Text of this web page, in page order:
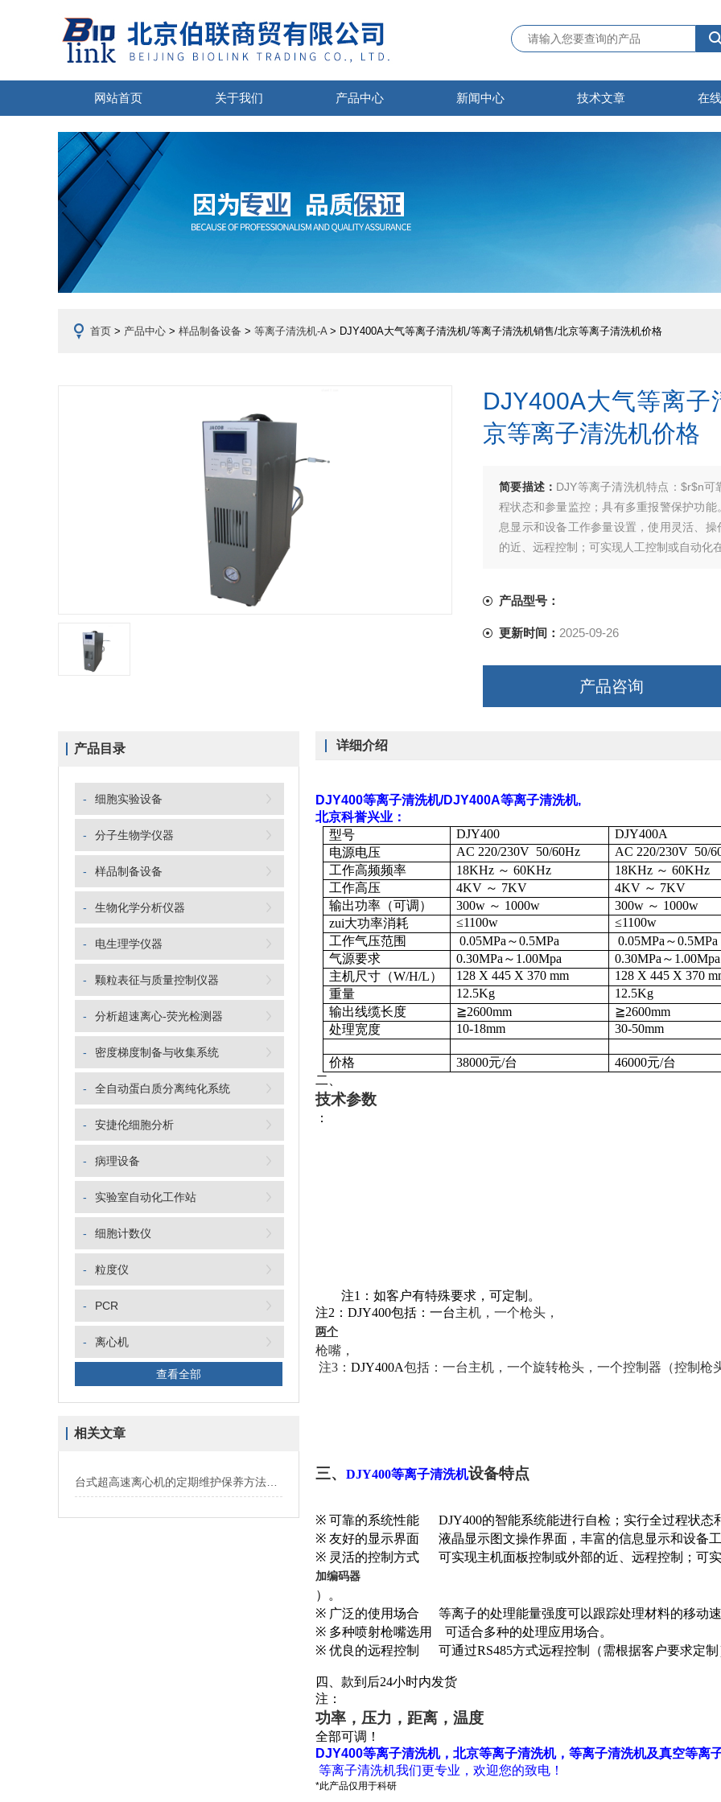
网站首页 关于我们 产品中心 新闻中心 技术文章 在
首页 > 产品中心 > 样品制备设备 > 等离子清洗机-A> DJY400A大气等离子清洗机/等离子清洗机销售/北京等离子清洗机价格
DJY400A大气等离
京等离子清洗机价格
简要描述： DJY等离子清洗机特点：$r$n
程状态和参量监控；具有多重报警保护功
息显示和设备工作参量设置，使用灵活、
的近、远程控制；可实现人工控制或自动化
产品型号：
更新时间： 2025-09-26
产品咨询
产品目录
- 细胞实验设备
- 分子生物学仪器
- 样品制备设备
- 生物化学分析仪器
- 电生理学仪器
- 颗粒表征与质量控制仪器
- 分析超速离心-荧光检测器
- 密度梯度制备与收集系统
- 全自动蛋白质分离纯化系统
- 安捷伦细胞分析
- 病理设备
- 实验室自动化工作站
- 细胞计数仪
- 粒度仪
- PCR
- 离心机
查看全部
相关文章
详细介绍
DJY400等离子清洗机/DJY400A等离子清洗机,
北京科誉兴业 ：
型号
DJY400
DJY400A
电源电压
AC 220/230V 50/60Hz AC 220/230V 50/
工作高频频率
18KHz ～ 60KHz 18KHz ～ 60KHz
工作高压
4KV ～ 7KV 4KV ～ 7KV
输出功率（可调）
300w ～ 1000w 300w ～ 1000w
zui大功率消耗
≤1100w
≤1100w
工作气压范围
0.05MPa ～0.5MPa 0.05MPa ～0.5MPa
气源要求
0.30MPa ～ 1.00Mpa 0.30MPa ～ 1.00Mpa
主机尺寸（W/H/L） 128 X 445 X 370 mm
128 X 445 X 370
重量
12.5Kg
12.5Kg
输出线缆长度
≧2600mm ≧2600mm
处理宽度
10-18mm 30-50mm
价格 38000元/台 46000元/台
二、
技术参数
：
注1 ：如客户有特殊要求，可定制。
注2 ： DJY400包括：一台主机，一个枪头，
两个
枪嘴，
注3 ： DJY400A包括：一台主机，一个旋转枪头，一个控制器（控制枪
三、 DJY400等离子清洗机设备特点
※ 可靠的系统性能 DJY400的智能系统能进行自检；实行全过程状
※ 友好的显示界面
液晶显示图文操作界面，丰富的信息显示和设备
※ 灵活的控制方式 可实现主机面板控制或外部的近、远程控制；可
加编码器
）。
※ 广泛的使用场合
等离子的处理能量强度可以跟踪处理材料的移动
※ 多种喷射枪嘴选用
可适合多种的处理应用场合。
※ 优良的远程控制 可通过RS485方式远程控制（需根据客户要求定
四、款到后24小时内发货
注：
功率，压力，距离，温度
全部可调！
DJY400等离子清洗机，北京等离子清洗机，等离子清洗机及真空等离
等离子清洗机我们更专业，欢迎您的致电！
*此产品仅用于科研